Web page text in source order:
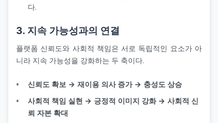
다.
3. 지속 가능성과의 연결
플랫폼 신뢰도와 사회적 책임은 서로 독립적인 요소가 아
니라 지속 가능성을 강화하는 두 축이다.
신뢰도 확보 → 재이용 의사 증가 → 충성도 상승
사회적 책임 실현 → 긍정적 이미지 강화 → 사회적 신
뢰 자본 확대